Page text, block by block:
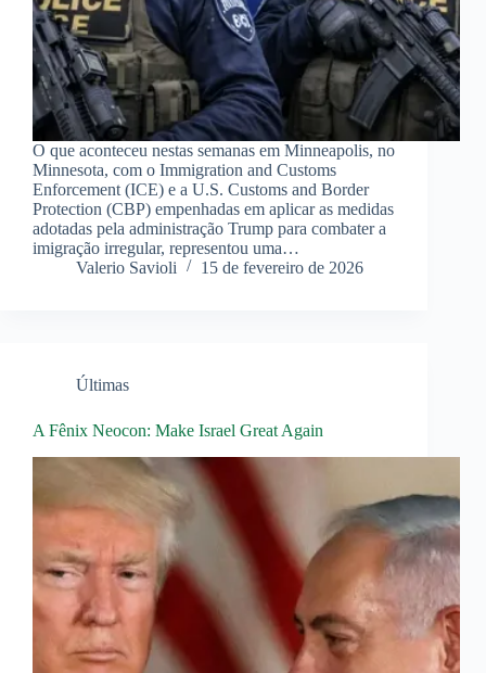
O que aconteceu nestas semanas em Minneapolis, no
Minnesota, com o Immigration and Customs
Enforcement (ICE) e a U.S. Customs and Border
Protection (CBP) empenhadas em aplicar as medidas
adotadas pela administração Trump para combater a
imigração irregular, representou uma…
Valerio Savioli
15 de fevereiro de 2026
Últimas
A Fênix Neocon: Make Israel Great Again